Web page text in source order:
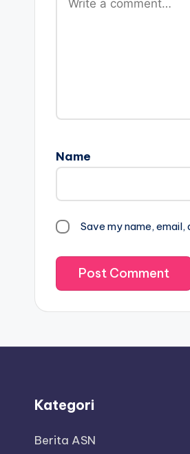
Name
Save my name,
Kategori
Berita ASN